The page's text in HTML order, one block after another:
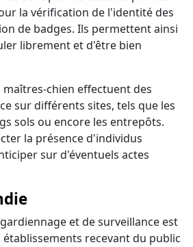
la vérification de l'identité des
de badges. Ils permettent ainsi
librement et d'être bien
chien effectuent des
sur différents sites, tels que les
sols ou encore les entrepôts.
la présence d'individus
sur d'éventuels actes
et de surveillance est
recevant du public